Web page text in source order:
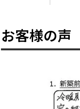
お客様の